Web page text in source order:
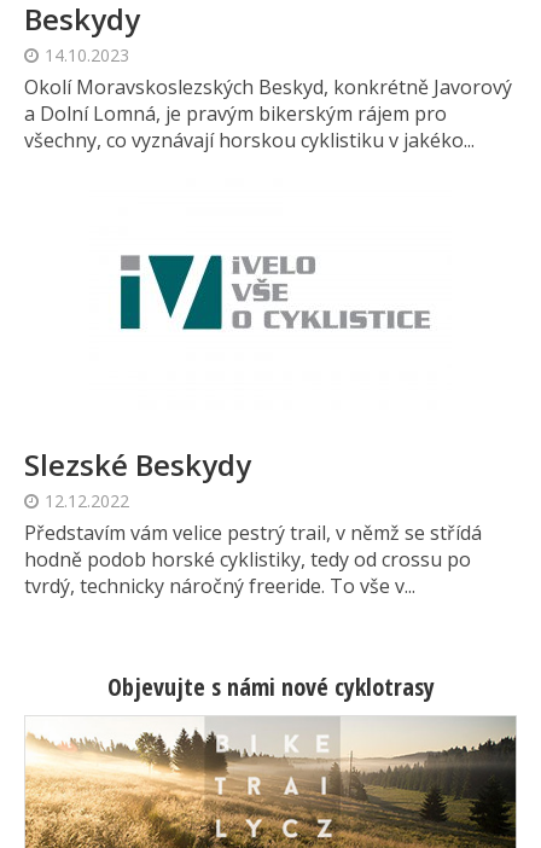
Beskydy
14.10.2023
Okolí Moravskoslezských Beskyd, konkrétně Javorový
a Dolní Lomná, je pravým bikerským rájem pro
všechny, co vyznávají horskou cyklistiku v jakéko...
Slezské Beskydy
12.12.2022
Představím vám velice pestrý trail, v němž se střídá
hodně podob horské cyklistiky, tedy od crossu po
tvrdý, technicky náročný freeride. To vše v...
Objevujte s námi nové cyklotrasy